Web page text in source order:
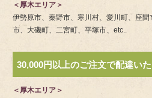
＜厚木エリア＞
伊勢原市、秦野市、寒川村、愛川町、座
市、大磯町、二宮町、平塚市、etc..
30,000円以上のご注文で配達い
＜厚木エリア＞